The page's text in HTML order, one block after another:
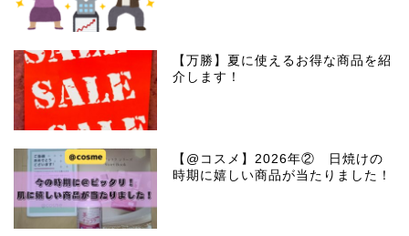
【万勝】夏に使えるお得な商品を紹
介します！
【@コスメ】2026年② 日焼けの
時期に嬉しい商品が当たりました！